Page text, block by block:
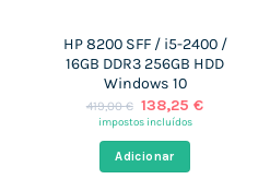
HP 8200 SFF / i5-2400 /
16GB DDR3 256GB HDD
Windows 10
419,00€ O
preço
era:
419,00 €.
138,25€O
impostos incluídos
Adicionar